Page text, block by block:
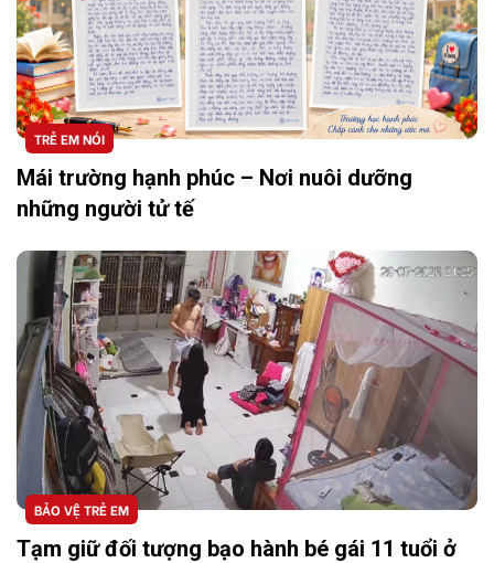
TRẺ EM NÓI
Mái trường hạnh phúc – Nơi nuôi dưỡng
những người tử tế
BẢO VỆ TRẺ EM
Tạm giữ đối tượng bạo hành bé gái 11 tuổi ở